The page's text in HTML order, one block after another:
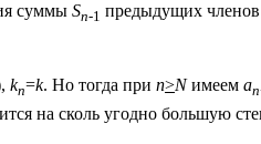
суммы Sn-1 предыдущих
kn=k. Но тогда при n>Nимеем an
на сколь угодно большую